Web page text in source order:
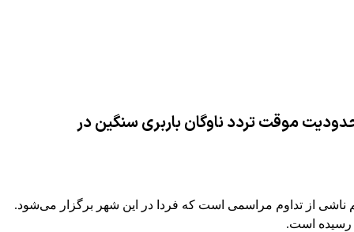
موقت تردد ناوگان باربری سنگین در
ناشی از تداوم مراسمی است که فردا در این شهر برگزار می‌شود.
رسیده است.